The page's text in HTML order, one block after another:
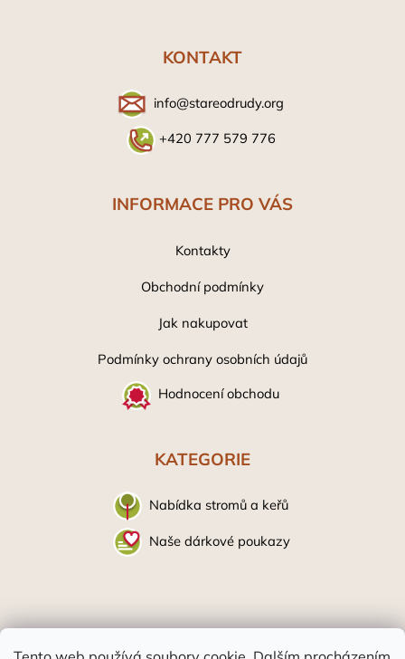
KONTAKT
info@stareodrudy.org
+420 777 579 776
INFORMACE PRO VÁS
Kontakty
Obchodní podmínky
Jak nakupovat
Podmínky ochrany osobních údajů
Hodnocení obchodu
KATEGORIE
Nabídka stromů a keřů
Naše dárkové poukazy